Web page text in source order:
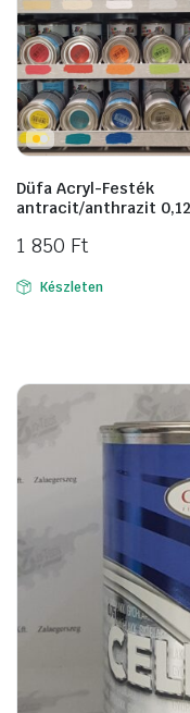
Düfa Acryl-Festék
antracit/anthrazit
1 850 Ft
Készleten